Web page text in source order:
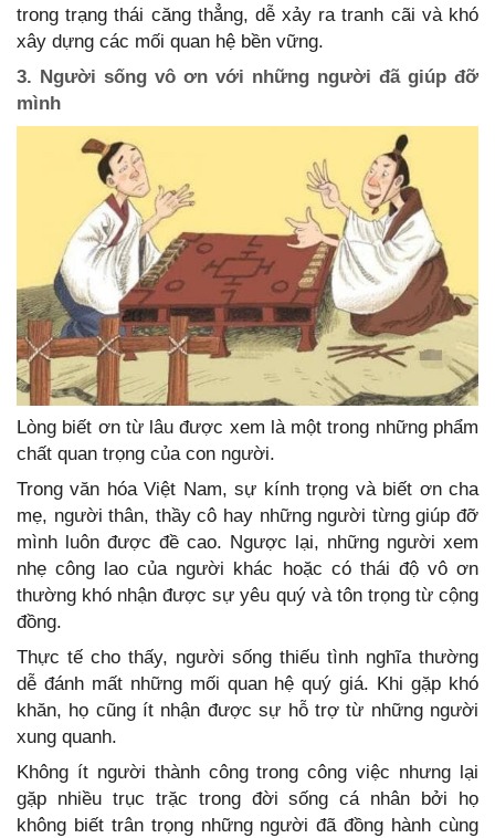
trong trạng thái căng thẳng, dễ xảy ra tranh cãi và khó
xây dựng các mối quan hệ bền vững.
3. Người sống vô ơn với những người đã giúp đỡ
mình
Lòng biết ơn từ lâu được xem là một trong những phẩm
chất quan trọng của con người.
Trong văn hóa Việt Nam, sự kính trọng và biết ơn cha
mẹ, người thân, thầy cô hay những người từng giúp đỡ
mình luôn được đề cao. Ngược lại, những người xem
nhẹ công lao của người khác hoặc có thái độ vô ơn
thường khó nhận được sự yêu quý và tôn trọng từ cộng
đồng.
Thực tế cho thấy, người sống thiếu tình nghĩa thường
dễ đánh mất những mối quan hệ quý giá. Khi gặp khó
khăn, họ cũng ít nhận được sự hỗ trợ từ những người
xung quanh.
Không ít người thành công trong công việc nhưng lại
gặp nhiều trục trặc trong đời sống cá nhân bởi họ
không biết trân trọng những người đã đồng hành cùng